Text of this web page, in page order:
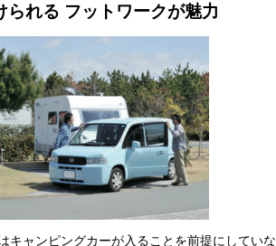
られる フットワークが魅力
キャンピングカーが入ることを前提にしていな